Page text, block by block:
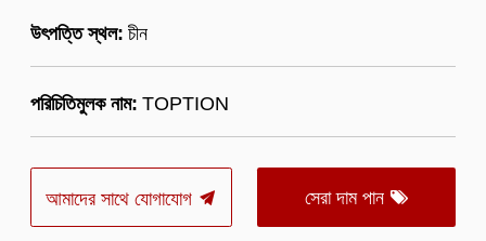
উৎপত্তি স্থল: চীন
পরিচিতিমুলক নাম: TOPTION
আমাদের সাথে যোগাযোগ সেরা দাম পান